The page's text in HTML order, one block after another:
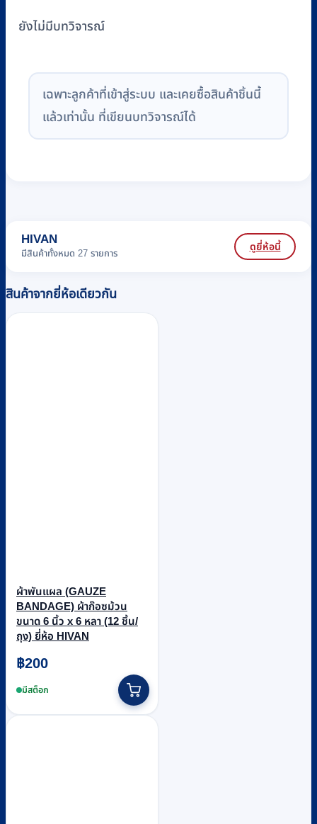
ยังไม่มีบทวิจารณ์
เฉพาะลูกค้าที่เข้าสู่ระบบ และเคยซื้อสินค้าชิ้นนี้
แล้วเท่านั้น ที่เขียนบทวิจารณ์ได้
HIVAN
มีสินค้าทั้งหมด 27 รายการ
ดูยี่ห้อนี้
สินค้าจากยี่ห้อเดียวกัน
ผ้าพันแผล (GAUZE
BANDAGE) ผ้าก๊อซม้วน
ขนาด 6 นิ้ว x 6 หลา (12 ชิ้น/
ถุง) ยี่ห้อ HIVAN
฿200
มีสต็อก